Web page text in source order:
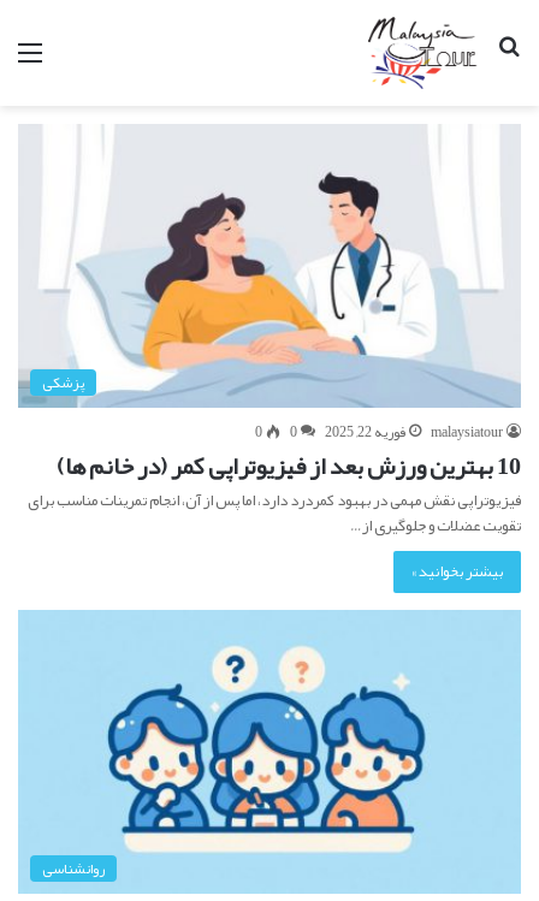
جستجو
پزشکی
malaysiatour
فوریه 22, 2025 0
0
10 بهترین ورزش بعد از فیزیوتراپی کمر (در خانم ها)
فیزیوتراپی نقش مهمی در بهبود کمردرد دارد، اما پس از آن، انجام تمرینات مناسب برای
تقویت عضلات و جلوگیری از…
بیشتر بخوانید »
روانشناسی